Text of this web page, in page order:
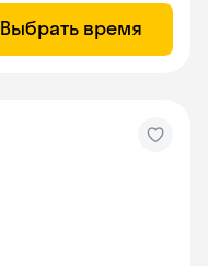
Выбрать время